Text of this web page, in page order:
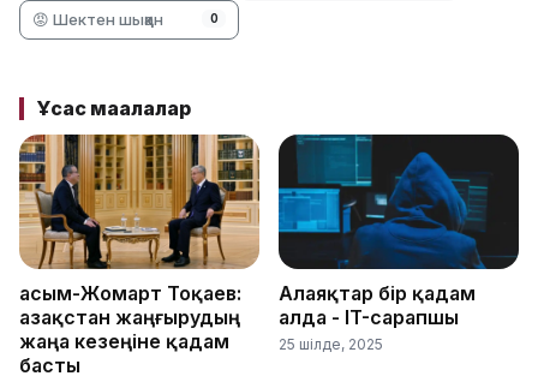
😡 Шектен шыққан 0
Ұқсас мақалалар
Қасым-Жомарт Тоқаев:
Қазақстан жаңғырудың
жаңа кезеңіне қадам
басты
Алаяқтар бір қадам
алда - IT-сарапшы
25 шілде, 2025